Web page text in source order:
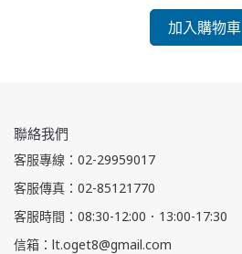
加入購物車
聯絡我們
客服專線：02-29959017
客服傳真：02-85121770
客服時間：08:30-12:00．13:00-17:30
信箱：lt.oget8@gmail.com